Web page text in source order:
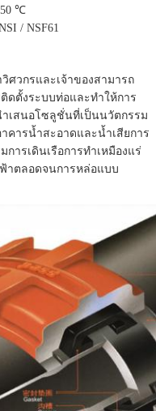
℃
/ NSF61
ศวกรและเจ้าของสามารถ
ดตั้งระบบท่อและทำให้การ
เสนอโซลูชั่นที่เป็นนวัตกรรม
คารน้ำสะอาดและน้ำเสียการ
ารเดินเรือการทำเหมืองแร่
าตลอดจนการหล่อแบบ